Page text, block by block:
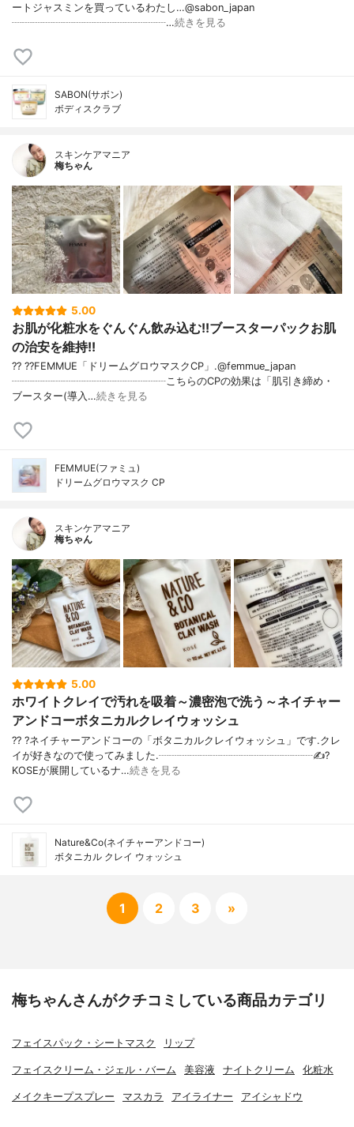
ートジャスミンを買っているわたし…@sabon_japan
┈┈┈┈┈┈┈┈┈┈┈┈┈┈┈…続きを見る
SABON(サボン)
ボディスクラブ
スキンケアマニア
梅ちゃん
5.00
お肌が化粧水をぐんぐん飲み込む!!ブースターパックお肌
の治安を維持!!
?? ??FEMMUE「ドリームグロウマスクCP」.@femmue_japan
┈┈┈┈┈┈┈┈┈┈┈┈┈┈┈こちらのCPの効果は「肌引き締め・
ブースター(導入…続きを見る
FEMMUE(ファミュ)
ドリームグロウマスク CP
スキンケアマニア
梅ちゃん
5.00
ホワイトクレイで汚れを吸着～濃密泡で洗う～ネイチャー
アンドコーボタニカルクレイウォッシュ
?? ?ネイチャーアンドコーの「ボタニカルクレイウォッシュ」です.クレ
イが好きなので使ってみました.┈┈┈┈┈┈┈┈┈┈┈┈┈┈┈✍️?
KOSEが展開しているナ…続きを見る
Nature&Co(ネイチャーアンドコー)
ボタニカル クレイ ウォッシュ
1 2 3 »
梅ちゃんさんがクチコミしている商品カテゴリ
フェイスパック・シートマスク リップ
フェイスクリーム・ジェル・バーム 美容液 ナイトクリーム 化粧水
メイクキープスプレー マスカラ アイライナー アイシャドウ